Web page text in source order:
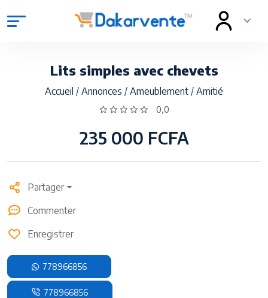
Lits simples avec chevets
Accueil / Annonces / Ameublement / Amitié
0,0
235 000 FCFA
Partager
Commenter
Enregistrer
778966856
778966856